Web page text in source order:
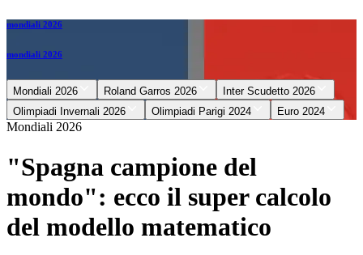
mondiali 2026
mondiali 2026
Mondiali 2026 Roland Garros 2026
Inter Scudetto 2026
Olimpiadi Invernali 2026
Olimpiadi Parigi 2024 Euro 2024
Mondiali 2026
"Spagna campione del
mondo": ecco il super calcolo
del modello matematico